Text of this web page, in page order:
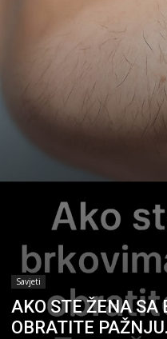
Savjeti
AKO STE ŽENA SA
OBRATITE